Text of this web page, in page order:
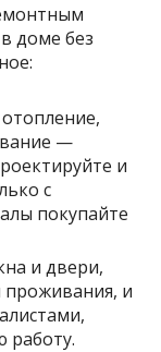
доме без
—
и
с
покупайте
и двери,
проживания, и